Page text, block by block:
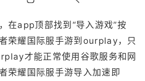
在app顶部找到“导入游戏”按
荣耀国际服手游到ourplay，只
才能正常使用谷歌服务和网
荣耀国际服手游导入加速即